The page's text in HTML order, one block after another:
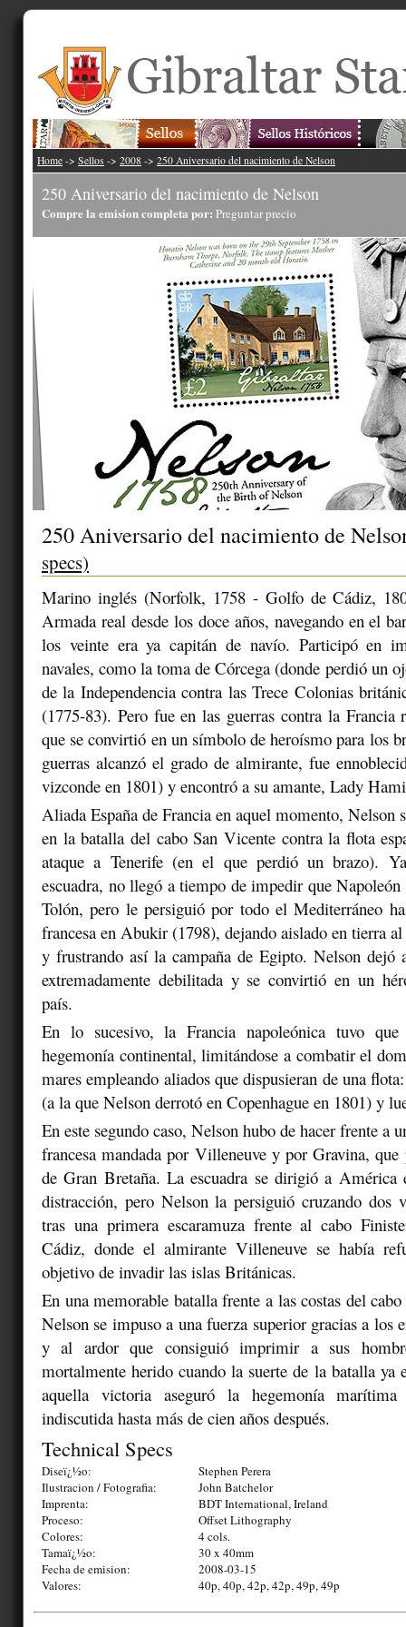
Home -> Sellos -> 2008 -> 250 Aniversario del nacimiento de Nelson
250 Aniversario del nacimiento de Nelson
Compre la emision completa por: Preguntar precio
250 Aniversario del nacimiento de
specs)
Marino inglés (Norfolk, 1758 - Golfo de Cádiz,
Armada real desde los doce años, navegando en el
los veinte era ya capitán de navío. Participó en
navales, como la toma de Córcega (donde perdió un
de la Independencia contra las Trece Colonias
(1775-83). Pero fue en las guerras contra la Francia
que se convirtió en un símbolo de heroísmo para los
guerras alcanzó el grado de almirante, fue
vizconde en 1801) y encontró a su amante, Lady
Aliada España de Francia en aquel momento, Nelson
en la batalla del cabo San Vicente contra la flota
ataque a Tenerife (en el que perdió un brazo).
escuadra, no llegó a tiempo de impedir que
Tolón, pero le persiguió por todo el Mediterráneo
francesa en Abukir (1798), dejando aislado en tierra
y frustrando así la campaña de Egipto. Nelson dejó
extremadamente debilitada y se convirtió en un
país.
En lo sucesivo, la Francia napoleónica tuvo que
hegemonía continental, limitándose a combatir el
mares empleando aliados que dispusieran de una
(a la que Nelson derrotó en Copenhague en 1801) y
En este segundo caso, Nelson hubo de hacer frente a
francesa mandada por Villeneuve y por Gravina, que
de Gran Bretaña. La escuadra se dirigió a América
distracción, pero Nelson la persiguió cruzando dos
tras una primera escaramuza frente al cabo
Cádiz, donde el almirante Villeneuve se había
objetivo de invadir las islas Británicas.
En una memorable batalla frente a las costas del
Nelson se impuso a una fuerza superior gracias a los
y al ardor que consiguió imprimir a sus
mortalmente herido cuando la suerte de la batalla ya
aquella victoria aseguró la hegemonía
indiscutida hasta más de cien años después.
Technical Specs
Diseï¿½o:
Stephen Perera
Ilustracion / Fotografia:
John Batchelor
Imprenta:
BDT International, Ireland
Proceso:
Offset Lithography
Colores:
4 cols.
Tamaï¿½o:
30 x 40mm
Fecha de emision:
2008-03-15
Valores:
40p, 40p, 42p, 42p, 49p, 49p